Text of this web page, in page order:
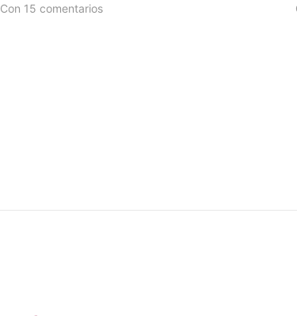
Con 15 comentarios